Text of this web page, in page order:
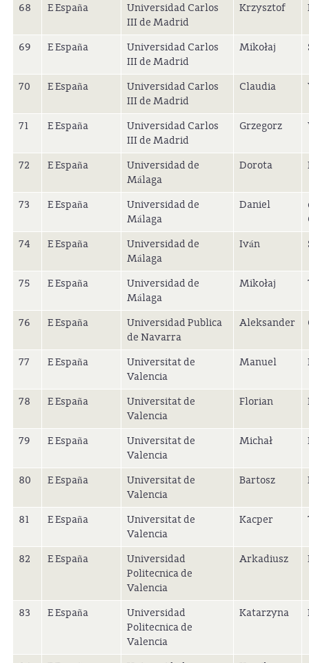
68 E España
Universidad Carlos
III de Madrid
Krzysztof
69 E España
Universidad Carlos
III de Madrid
Mikołaj
70 E España
Universidad Carlos
III de Madrid
Claudia
71 E España
Universidad Carlos
III de Madrid
Grzegorz
72 E España
Universidad de
Málaga
Dorota
73 E España
Universidad de
Málaga
Daniel
74
E España
Universidad de
Málaga
Iván
75 E España
Universidad de
Málaga
Mikołaj
76 E España
Universidad Publica
de Navarra
Aleksander
77 E España
Universitat de
Valencia
Manuel
78 E España
Universitat de
Valencia
Florian
79 E España
Universitat de
Valencia
Michał
80 E España
Universitat de
Valencia
Bartosz
81 E España
Universitat de
Valencia
Kacper
82 E España
Universidad
Politecnica de
Valencia
Arkadiusz
83 E España
Universidad
Politecnica de
Valencia
Katarzyna